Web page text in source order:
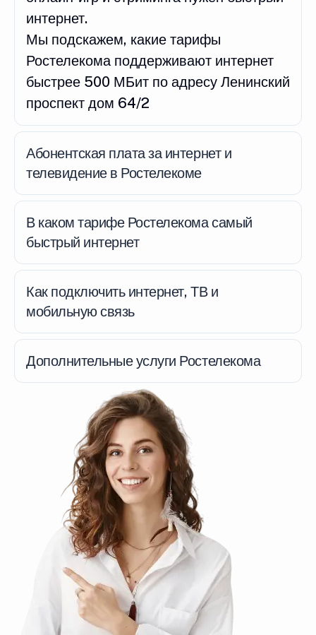
интернет.
Мы подскажем, какие тарифы
Ростелекома поддерживают интернет
быстрее 500 МБит по адресу Ленинский
проспект дом 64/2
Абонентская плата за интернет и
телевидение в Ростелекоме
В каком тарифе Ростелекома самый
быстрый интернет
Как подключить интернет, ТВ и
мобильную связь
Дополнительные услуги Ростелекома